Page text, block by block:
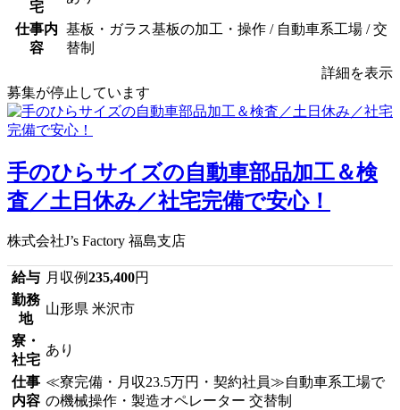
宅
仕事内
容
基板・ガラス基板の加工・操作 / 自動車系工場 / 交
替制
詳細を表示
募集が停止しています
手のひらサイズの自動車部品加工＆検
査／土日休み／社宅完備で安心！
株式会社J’s Factory 福島支店
給与 月収例235,400円
勤務
地
山形県 米沢市
寮・
社宅
あり
仕事
内容
≪寮完備・月収23.5万円・契約社員≫自動車系工場で
の機械操作・製造オペレーター 交替制